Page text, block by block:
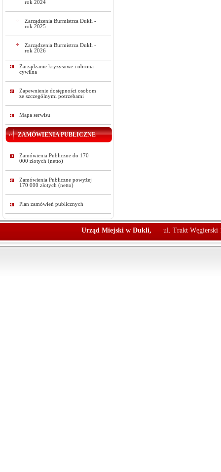
rok 2024
Zarządzenia Burmistrza Dukli -
rok 2025
Zarządzenia Burmistrza Dukli -
rok 2026
Zarządzanie kryzysowe i obrona
cywilna
Zapewnienie dostępności osobom
ze szczególnymi potrzebami
Mapa serwisu
ZAMÓWIENIA PUBLICZNE
Zamówienia Publiczne do 170
000 złotych (netto)
Zamówienia Publiczne powyżej
170 000 złotych (netto)
Plan zamówień publicznych
Urząd Miejski w Dukli, ul. Trakt Węgierski